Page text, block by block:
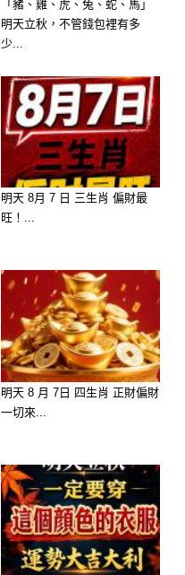
「豬、雞、虎、兔、蛇、馬」
明天立秋，不管錢包裡有多
少...
明天 8月 7 日 三生肖 偏財最
旺！...
明天 8 月 7日 四生肖 正財偏財
一切來...